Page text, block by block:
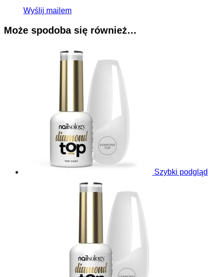
Wyślij mailem
Może spodoba się również…
Szybki podgląd